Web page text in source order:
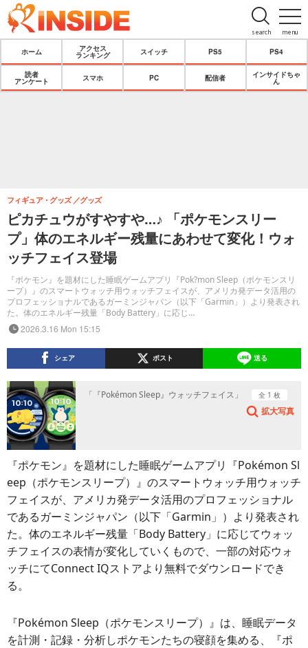
menu
search
ホーム
アクセス
ランキング
スイッチ PS5 PS4
読者
アンケート
スマホ PC 配信者
インサイドちゃ
ん
ピカチュウがすやすや…♪ 「ポケモンスリー
プ」体のエネルギー残量にあわせて変化！ウォ
ッチフェイス登場
『ポケモン』を題材にした睡眠ゲームアプリ『Pok?mon Sleep（ポケモンスリ
ープ）』のスマートウォッチ用ウォッチフェイスが、アメリカ発データ活用の
プロフェッショナルであるガーミンジャパン（以下「Garmin」）より発表され
た。体のエネルギー残量「Body Battery」に応じ…
フィギュア・グッズ グッズ
2026.3.16 Mon 15:15
シェア ポスト 送る
「『Pokémon Sleep』ウォッチフェイス」 全 1 枚
拡大写真
『ポケモン』を題材にした睡眠ゲームアプリ『Pokémon Sl
eep（ポケモンスリープ）』のスマートウォッチ用ウォッチ
フェイスが、アメリカ発データ活用のプロフェッショナル
であるガーミンジャパン（以下「Garmin」）より発表され
た。体のエネルギー残量「Body Battery」に応じてウォッ
チフェイスの表情が変化していくもので、一部の対応ウォ
ッチにてConnect IQストアより無料でダウンロードでき
る。
『Pokémon Sleep（ポケモンスリープ）』は、睡眠データ
を計測・記録・分析しポケモンたちの寝顔を集める、『ポ